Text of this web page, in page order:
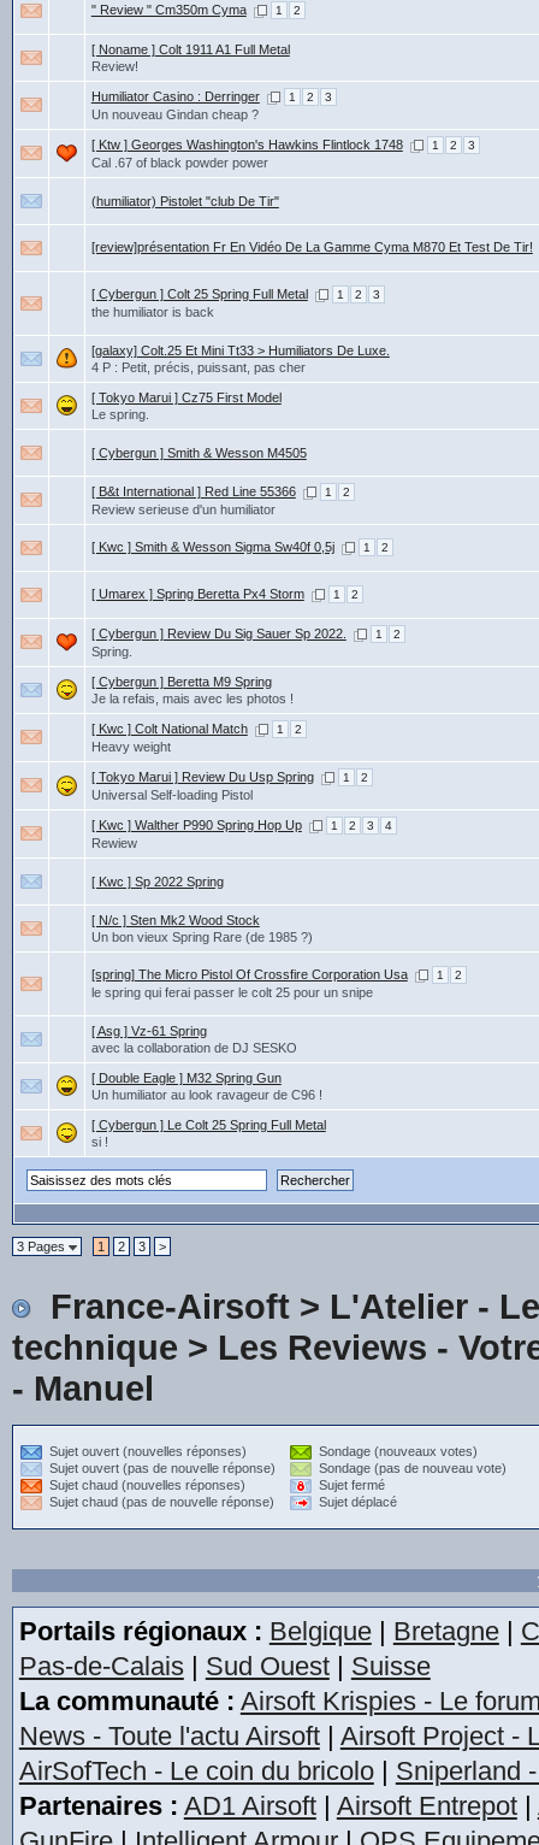
" Review " Cm350m Cyma 1 2
[ Noname ] Colt 1911 A1 Full Metal
Review!
Humiliator Casino : Derringer 1 2 3
Un nouveau Gindan cheap ?
[ Ktw ] Georges Washington's Hawkins Flintlock 1748 1 2 3
Cal .67 of black powder power
(humiliator) Pistolet "club De Tir"
[review]présentation Fr En Vidéo De La Gamme Cyma M870 Et Test De Tir!
[ Cybergun ] Colt 25 Spring Full Metal 1 2 3
the humiliator is back
[galaxy] Colt.25 Et Mini Tt33 > Humiliators De Luxe.
4 P : Petit, précis, puissant, pas cher
[ Tokyo Marui ] Cz75 First Model
Le spring.
[ Cybergun ] Smith & Wesson M4505
[ B&t International ] Red Line 55366 1 2
Review serieuse d'un humiliator
[ Kwc ] Smith & Wesson Sigma Sw40f 0,5j 1 2
[ Umarex ] Spring Beretta Px4 Storm 1 2
[ Cybergun ] Review Du Sig Sauer Sp 2022. 1 2
Spring.
[ Cybergun ] Beretta M9 Spring
Je la refais, mais avec les photos !
[ Kwc ] Colt National Match 1 2
Heavy weight
[ Tokyo Marui ] Review Du Usp Spring 1 2
Universal Self-loading Pistol
[ Kwc ] Walther P990 Spring Hop Up 1 2 3 4
Rewiew
[ Kwc ] Sp 2022 Spring
[ N/c ] Sten Mk2 Wood Stock
Un bon vieux Spring Rare (de 1985 ?)
[spring] The Micro Pistol Of Crossfire Corporation Usa 1 2
le spring qui ferai passer le colt 25 pour un snipe
[ Asg ] Vz-61 Spring
avec la collaboration de DJ SESKO
[ Double Eagle ] M32 Spring Gun
Un humiliator au look ravageur de C96 !
[ Cybergun ] Le Colt 25 Spring Full Metal
si !
3 Pages 1 2 3 >
France-Airsoft> L'Atelier -
technique > Les Reviews -
- Manuel
Sujet ouvert (nouvelles réponses)
Sujet ouvert (pas de nouvelle réponse)
Sujet chaud (nouvelles réponses)
Sujet chaud (pas de nouvelle réponse)
Sondage (nouveaux votes)
Sondage (pas de nouveau vote)
Sujet fermé
Sujet déplacé
Portails régionaux : Belgique| Bretagne|
Pas-de-Calais| Sud Ouest| Suisse
La communauté : Airsoft Krispies - Le
News - Toute l'actu Airsoft| Airsoft Project -
AirSofTech - Le coin du bricolo| Sniperland
Partenaires : AD1 Airsoft| Airsoft Entrepot|